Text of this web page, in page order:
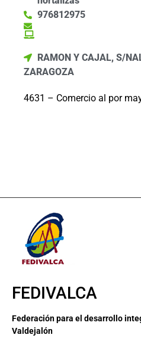
976812975
RAMON Y CAJAL, S/N
ZARAGOZA
4631 – Comercio al por
FEDIVALCA
Federación para el desarrollo
Valdejalón